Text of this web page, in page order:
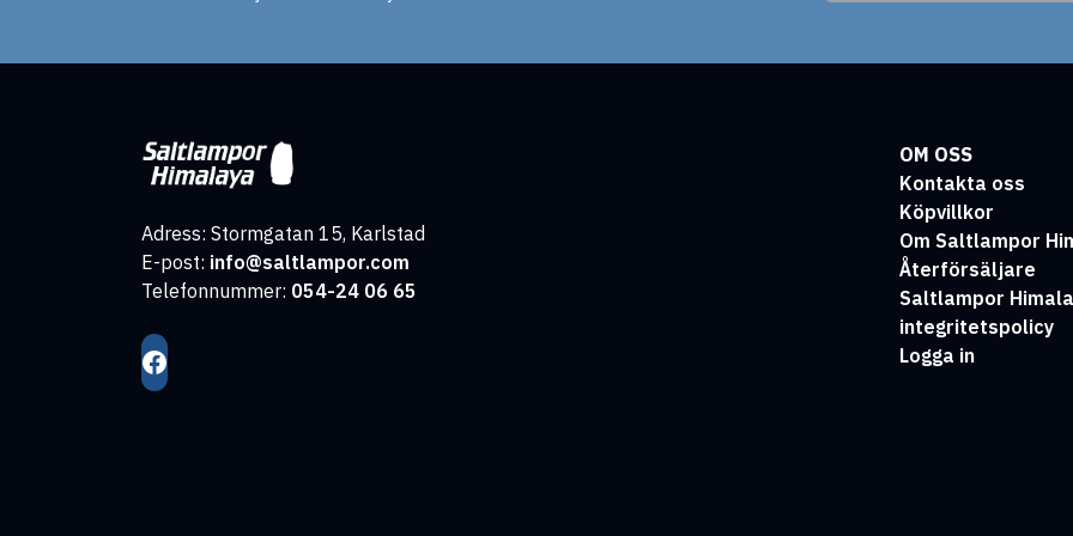
Adress: Stormgatan 15, Karlstad
E-post: info@saltlampor.com
Telefonnummer: 054-24 06 65
OM OSS
Kontakta oss
Köpvillkor
Om Saltlampor
Återförsäljare
Saltlampor
integritetspolicy
Logga in